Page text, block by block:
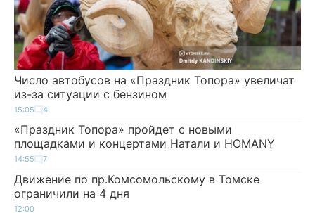
Число автобусов на «Праздник Топора» увеличат
из-за ситуации с бензином
15:05 4
«Праздник Топора» пройдет с новыми
площадками и концертами Натали и HOMANY
14:55 7
Движение по пр.Комсомольскому в Томске
ограничили на 4 дня
12:00